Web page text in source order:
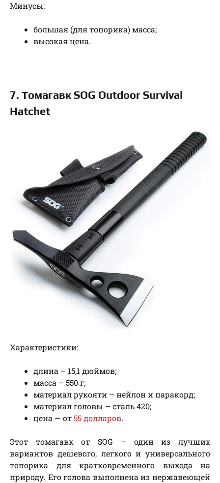
Минусы:
большая (для топорика) масса;
высокая цена.
7. Томагавк SOG Outdoor Survival
Hatchet
Характеристики:
длина – 15,1 дюймов;
масса – 550 г;
материал рукояти – нейлон и паракорд;
материал головы – сталь 420;
цена — от55 долларов.
Этот томагавк от SOG – один из лучших
вариантов дешевого, легкого и универсального
топорика для кратковременного выхода на
природу. Его голова выполнена из нержавеющей